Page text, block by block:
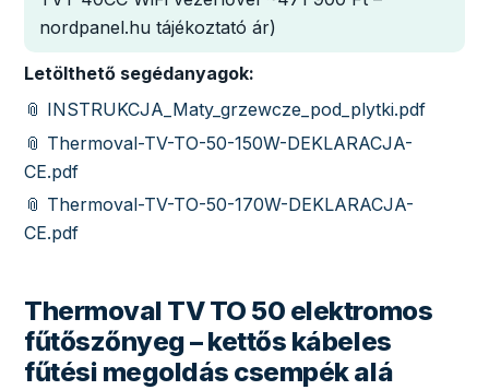
nordpanel.hu tájékoztató ár)
Letölthető segédanyagok:
📎 INSTRUKCJA_Maty_grzewcze_pod_plytki.pdf
📎 Thermoval-TV-TO-50-150W-DEKLARACJA-
CE.pdf
📎 Thermoval-TV-TO-50-170W-DEKLARACJA-
CE.pdf
Thermoval TV TO 50 elektromos
fűtőszőnyeg – kettős kábeles
fűtési megoldás csempék alá